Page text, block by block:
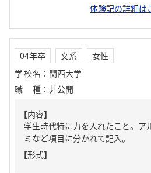
体験記の詳細は
04年卒 文系
女性
学校名 ： 関西大学
職種 ： 非公開
【内容】
学生時代特に力を入れたこと。ア
ミなど項目に分かれて記入。
【形式】